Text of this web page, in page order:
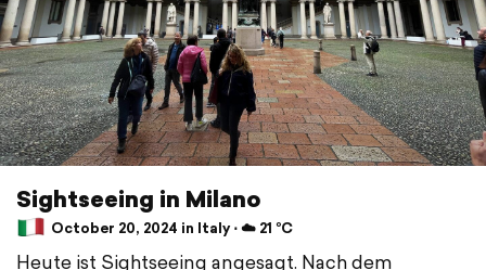
Sightseeing in Milano
October 20, 2024 in Italy ⋅ ☁️ 21 °C
Heute ist Sightseeing angesagt. Nach dem